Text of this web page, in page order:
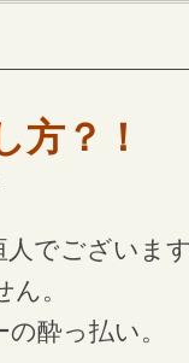
方？！
人でございま
。
酔っ払い。